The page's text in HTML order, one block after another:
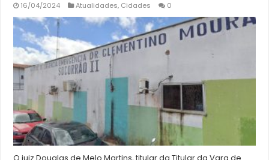
16/04/2024 Atualidades, Cidades 0